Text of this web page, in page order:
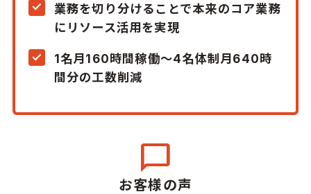
業務を切り分けることで本来のコア業務
にリソース活用を実現
1名月160時間稼働～4名体制月640時
間分の工数削減
chat_bubble
お客様の声